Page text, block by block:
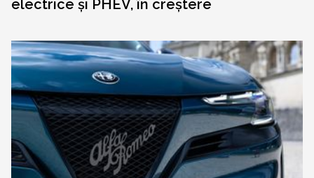
electrice și PHEV, în creștere